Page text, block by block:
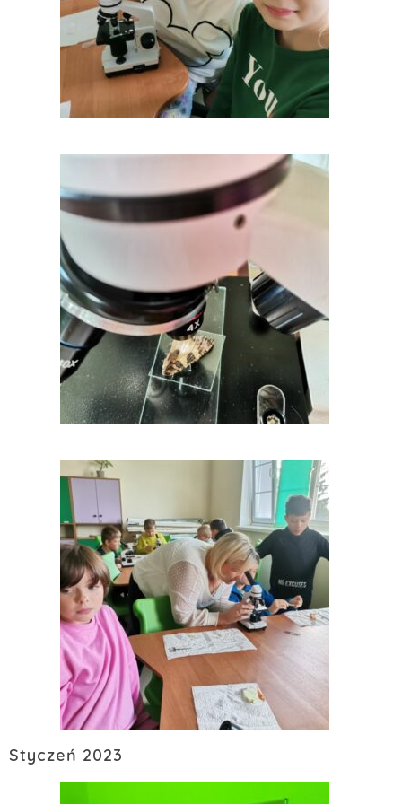
Styczeń 2023